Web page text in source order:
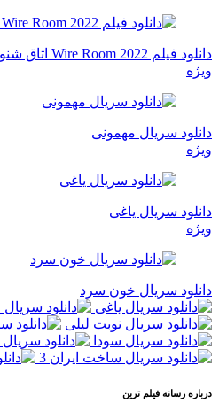
دانلود فیلم Wire Room 2022 اتاق شنود
ویژه
دانلود سریال مهمونی
ویژه
دانلود سریال یاغی
ویژه
دانلود سریال خون سرد
درباره رسانه فیلم ترین